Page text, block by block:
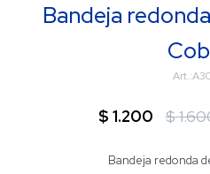
Bandeja
$ 1.200 $
Bandeja redonda